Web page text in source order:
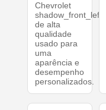
Chevrolet
shadow_front_left
de alta
qualidade
usado para
uma
aparência e
desempenho
personalizados.